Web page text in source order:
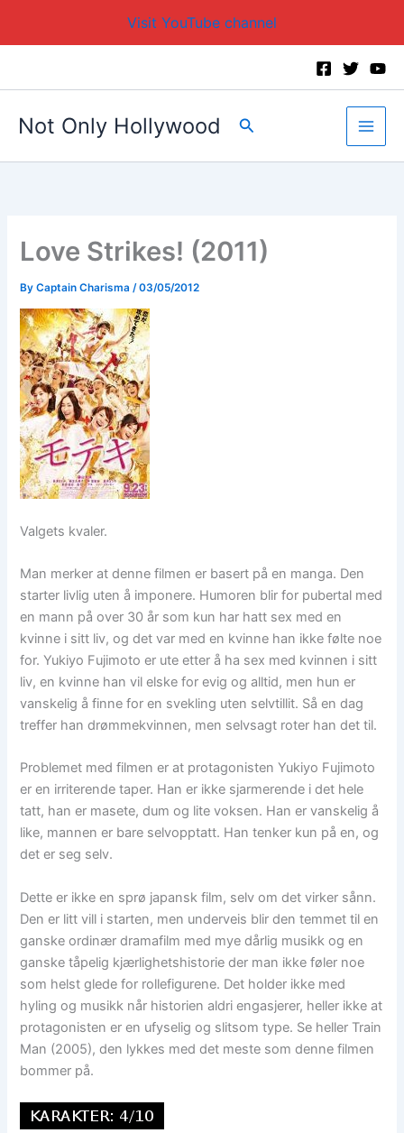
Visit YouTube channel
Not Only Hollywood Search
Love Strikes! (2011)
ByCaptain Charisma /03/05/2012
Valgets kvaler.
Man merker at denne filmen er basert på en manga. Den
starter livlig uten å imponere. Humoren blir for pubertal med
en mann på over 30 år som kun har hatt sex med en
kvinne i sitt liv, og det var med en kvinne han ikke følte noe
for. Yukiyo Fujimoto er ute etter å ha sex med kvinnen i sitt
liv, en kvinne han vil elske for evig og alltid, men hun er
vanskelig å finne for en svekling uten selvtillit. Så en dag
treffer han drømmekvinnen, men selvsagt roter han det til.
Problemet med filmen er at protagonisten Yukiyo Fujimoto
er en irriterende taper. Han er ikke sjarmerende i det hele
tatt, han er masete, dum og lite voksen. Han er vanskelig å
like, mannen er bare selvopptatt. Han tenker kun på en, og
det er seg selv.
Dette er ikke en sprø japansk film, selv om det virker sånn.
Den er litt vill i starten, men underveis blir den temmet til en
ganske ordinær dramafilm med mye dårlig musikk og en
ganske tåpelig kjærlighetshistorie der man ikke føler noe
som helst glede for rollefigurene. Det holder ikke med
hyling og musikk når historien aldri engasjerer, heller ikke at
protagonisten er en ufyselig og slitsom type. Se heller Train
Man (2005), den lykkes med det meste som denne filmen
bommer på.